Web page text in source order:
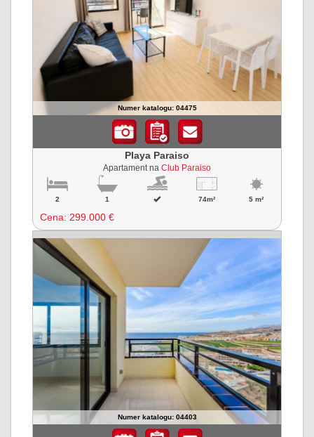
Numer katalogu: 04475
Playa Paraiso
Apartament na Club Paraiso
2 1 74m² 5 m²
Cena: 299.000 €
Numer katalogu: 04403